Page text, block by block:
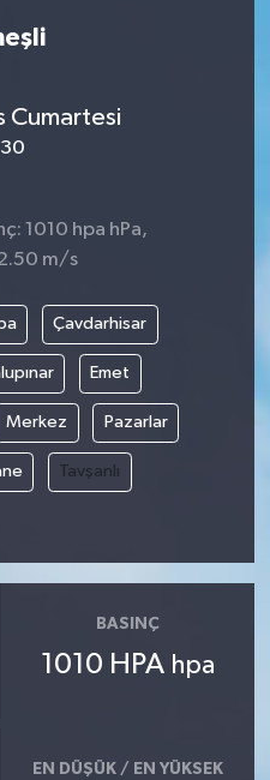
Cumartesi
1010 hpa hPa,
m/s
Çavdarhisar
Emet
Merkez Pazarlar
Tavşanlı
BASINÇ
1010 HPA hpa
EN DÜŞÜK / EN YÜKSEK